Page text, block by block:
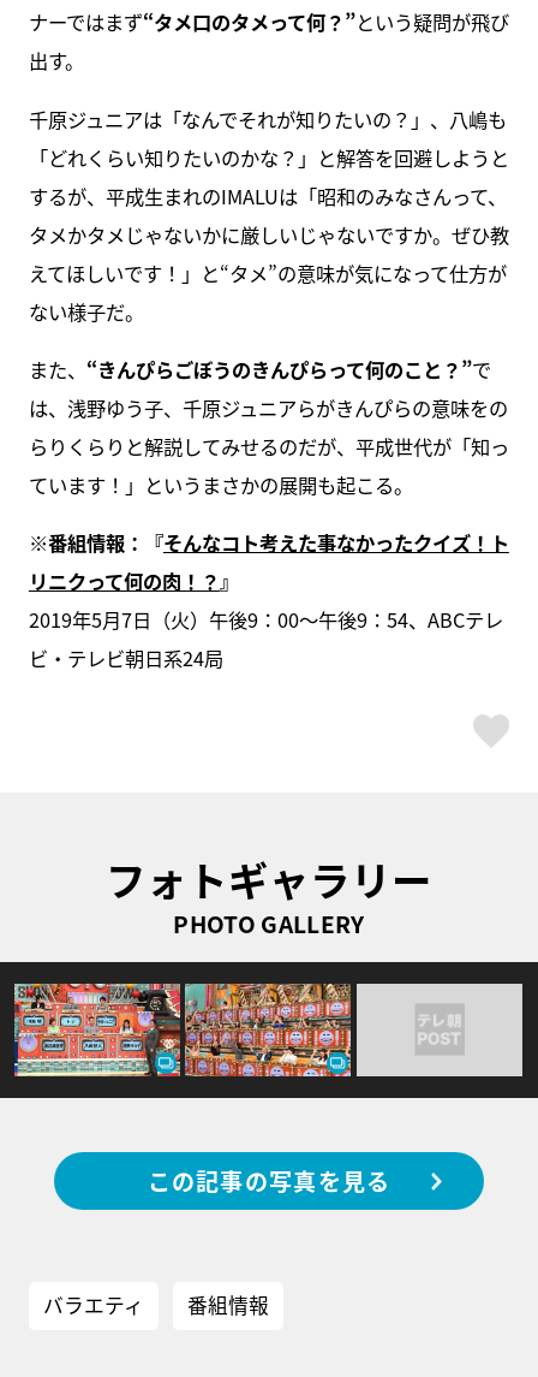
ナーではまず“タメ口のタメって何？”という疑問が飛び
出す。
千原ジュニアは「なんでそれが知りたいの？」、八嶋も
「どれくらい知りたいのかな？」と解答を回避しようと
するが、平成生まれのIMALUは「昭和のみなさんって、
タメかタメじゃないかに厳しいじゃないですか。ぜひ教
えてほしいです！」と“タメ”の意味が気になって仕方が
ない様子だ。
また、 “きんぴらごぼうのきんぴらって何のこと？”で
は、浅野ゆう子、千原ジュニアらがきんぴらの意味をの
らりくらりと解説してみせるのだが、平成世代が「知っ
ています！」というまさかの展開も起こる。
※番組情報：『そんなコト考えた事なかったクイズ！ト
リニクって何の肉！？』
2019年5月7日（火）午後9：00～午後9：54、ABCテレ
ビ・テレビ朝日系24局
フォトギャラリー
PHOTO GALLERY
この記事の写真を見る
バラエティ 番組情報